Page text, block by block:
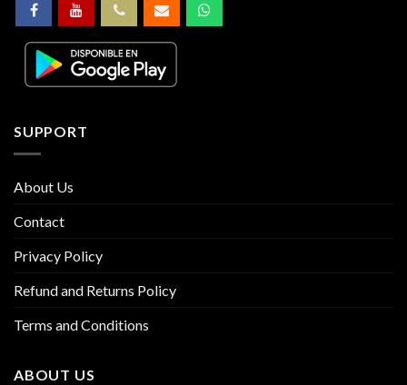
SUPPORT
About Us
Contact
Privacy Policy
Refund and Returns Policy
Terms and Conditions
ABOUT US